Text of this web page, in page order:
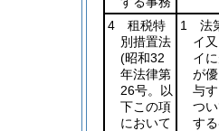
4 租税特
別措置法
(昭和32
年法律第
26号。以
下この項
において
1 法
イ
イ
が
与
つ
す